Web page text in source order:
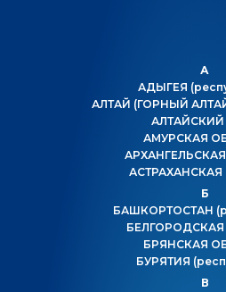
А
АДЫГЕЯ
АЛТАЙ (ГОРНЫЙ
АЛТАЙСКИЙ
АМУРСКАЯ
АСТРАХАНСКАЯ
Б
БАШКОРТОСТАН
БЕЛГОРОДСКАЯ
БРЯНСКАЯ
БУРЯТИЯ
В